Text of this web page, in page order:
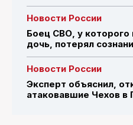
Новости России
Боец СВО, у которого
дочь, потерял
Новости России
Эксперт объяснил,
атаковавшие Чехов